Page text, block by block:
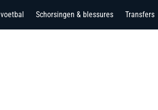
Schorsingen & blessures Transfers